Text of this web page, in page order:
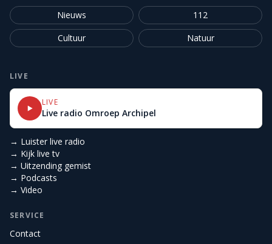
Nieuws
112
Cultuur
Natuur
LIVE
LIVE
Live radio Omroep Archipel
→ Luister live radio
→ Kijk live tv
→ Uitzending gemist
→ Podcasts
→ Video
SERVICE
Contact